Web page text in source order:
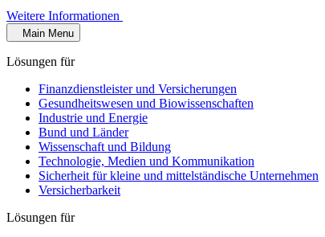
Weitere Informationen
Main Menu
Lösungen für
Finanzdienstleister und Versicherungen
Gesundheitswesen und Biowissenschaften
Industrie und Energie
Bund und Länder
Wissenschaft und Bildung
Technologie, Medien und Kommunikation
Sicherheit für kleine und mittelständische Unternehmen
Versicherbarkeit
Lösungen für